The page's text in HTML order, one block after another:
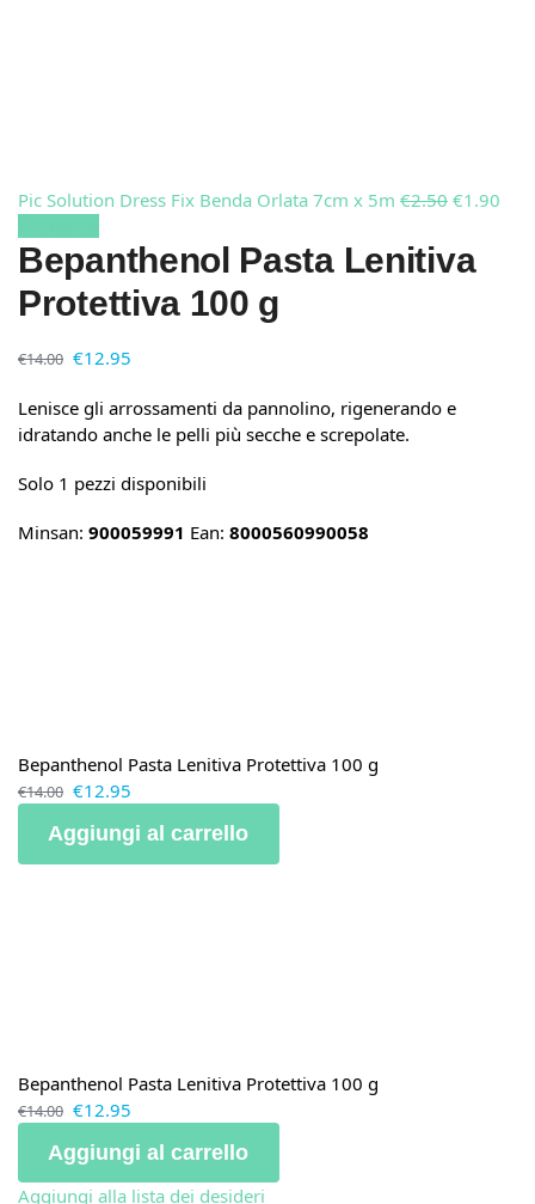
Pic Solution Dress Fix Benda Orlata 7cm x 5m €2.50 €1.90
Bepanthenol Pasta Lenitiva
Protettiva 100 g
€14.00 €12.95
Lenisce gli arrossamenti da pannolino, rigenerando e
idratando anche le pelli più secche e screpolate.
Solo 1 pezzi disponibili
Minsan: 900059991 Ean: 8000560990058
Bepanthenol Pasta Lenitiva Protettiva 100 g
€14.00 €12.95
Aggiungi al carrello
Bepanthenol Pasta Lenitiva Protettiva 100 g
€14.00 €12.95
Aggiungi al carrello
Aggiungi alla lista dei desideri